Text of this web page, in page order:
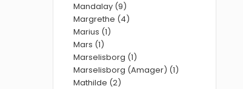
Mandalay (9)
Margrethe (4)
Marius (1)
Mars (1)
Marselisborg (1)
Marselisborg (Amager) (1)
Mathilde (2)